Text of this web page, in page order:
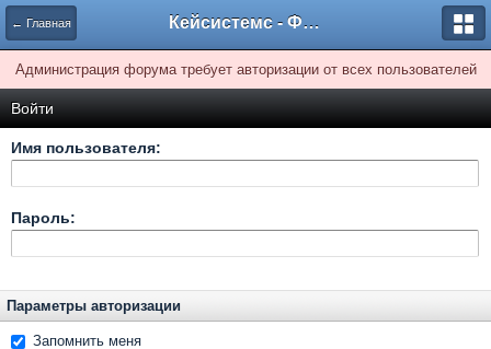
← Главная Кейсистемс - Форумы
Администрация форума требует авторизации от всех пользователей
Войти
Имя пользователя:
Пароль:
Параметры авторизации
Запомнить меня